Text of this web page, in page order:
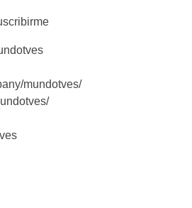
mundotves/